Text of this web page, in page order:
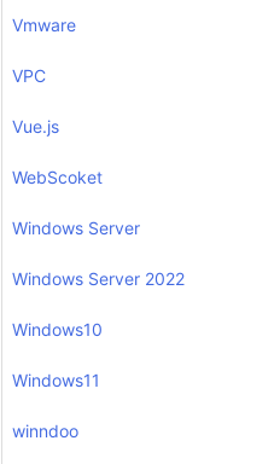
Vmware
VPC
Vue.js
WebScoket
Windows Server
Windows Server 2022
Windows10
Windows11
winndoo